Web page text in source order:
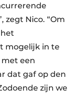
zegt Nico. “Om
mogelijk in te
een
dat gaf op den
zijn we